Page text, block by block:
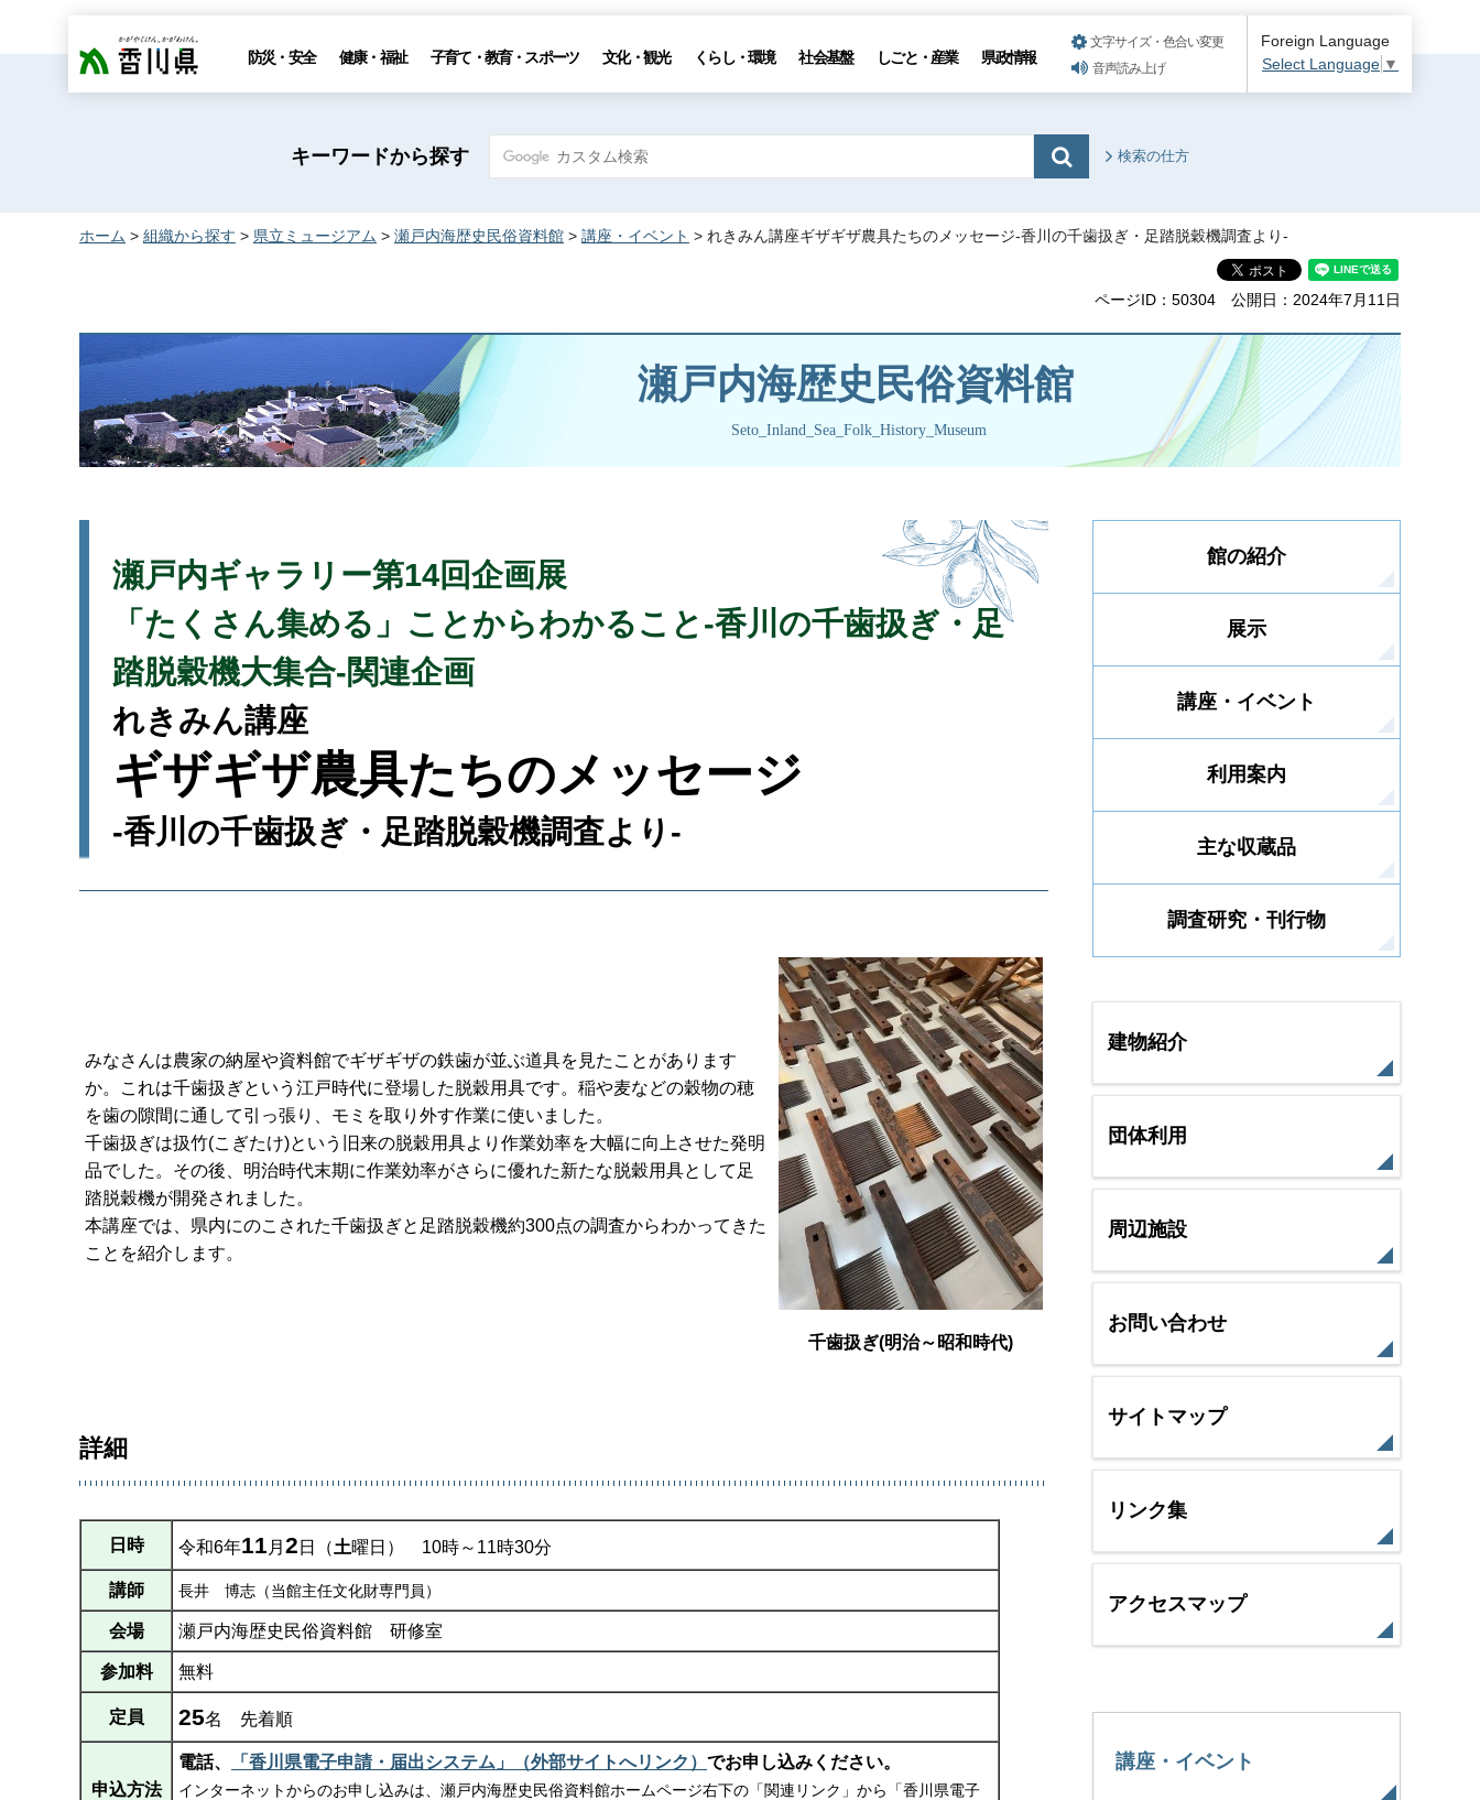
香川県 防災・安全 健康・福祉 子育て・教育・スポーツ 文化・観光 くらし・環境 社会基盤 しごと・産業 県政情報
文字サイズ・色合い変更
音声読み上げ
Foreign Language
Select Language ▼
キーワードから探す 検索の仕方
ホーム > 組織から探す > 県立ミュージアム > 瀬戸内海歴史民俗資料館 > 講座・イベント > れきみん講座ギザギザ農具たちのメッセージ-香川の千歯扱ぎ・足踏脱穀機調査より-
ページID：50304 公開日：2024年7月11日
瀬戸内海歴史民俗資料館
Seto_Inland_Sea_Folk_History_Museum
瀬戸内ギャラリー第14回企画展
「たくさん集める」ことからわかること-香川の千歯扱ぎ・足
踏脱穀機大集合-関連企画
れきみん講座
ギザギザ農具たちのメッセージ
-香川の千歯扱ぎ・足踏脱穀機調査より-
みなさんは農家の納屋や資料館でギザギザの鉄歯が並ぶ道具を見たことがあります
か。これは千歯扱ぎという江戸時代に登場した脱穀用具です。稲や麦などの穀物の穂
を歯の隙間に通して引っ張り、モミを取り外す作業に使いました。
千歯扱ぎは扱竹(こぎたけ)という旧来の脱穀用具より作業効率を大幅に向上させた発明
品でした。その後、明治時代末期に作業効率がさらに優れた新たな脱穀用具として足
踏脱穀機が開発されました。
本講座では、県内にのこされた千歯扱ぎと足踏脱穀機約300点の調査からわかってきた
ことを紹介します。
千歯扱ぎ(明治～昭和時代)
詳細
日時 令和6年11月 2 日（土曜日） 10時～11時30分
講師 長井 博志（当館主任文化財専門員）
会場 瀬戸内海歴史民俗資料館 研修室
参加料 無料
定員 25名 先着順
申込方法
電話、 「香川県電子申請・届出システム」（外部サイトへリンク） でお申し込みください。
インターネットからのお申し込みは、瀬戸内海歴史民俗資料館ホームページ右下の「関連リンク」から「香川県電子
館の紹介
展示
講座・イベント
利用案内
主な収蔵品
調査研究・刊行物
建物紹介
団体利用
周辺施設
お問い合わせ
サイトマップ
リンク集
アクセスマップ
講座・イベント